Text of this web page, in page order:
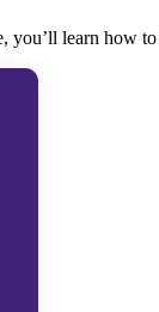
learn how